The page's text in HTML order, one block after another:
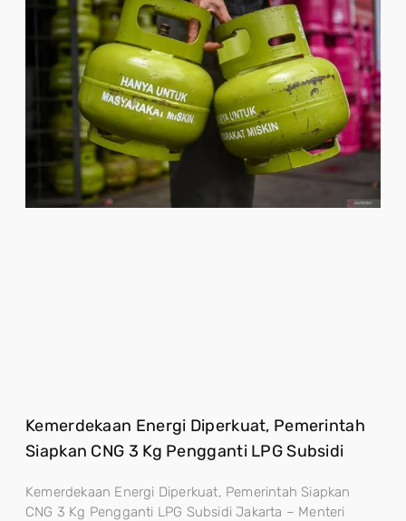
Kemerdekaan Energi Diperkuat, Pemerintah
Siapkan CNG 3 Kg Pengganti LPG Subsidi
Kemerdekaan Energi Diperkuat, Pemerintah Siapkan
CNG 3 Kg Pengganti LPG Subsidi Jakarta – Menteri